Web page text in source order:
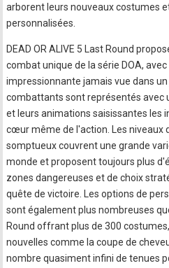
arborent leurs nouveaux costumes
personnalisées.
DEAD OR ALIVE 5 Last Round
combat unique de la série DOA,
impressionnante jamais vue dans un
combattants sont représentés avec
et leurs animations saisissantes les
cœur même de l'action. Les niveaux
somptueux couvrent une grande
monde et proposent toujours plus
zones dangereuses et de choix
quête de victoire. Les options de
sont également plus nombreuses
Round offrant plus de 300
nouvelles comme la coupe de
nombre quasiment infini de tenues